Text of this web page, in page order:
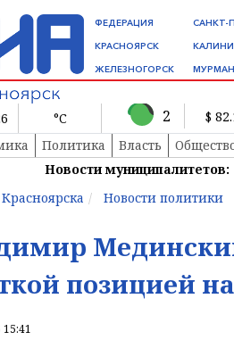
ФЕДЕРАЦИЯ
КРАСНОЯРСК
ЖЕЛЕЗНОГОРСК
САНКТ-
°C 2 $
Политика Власть
Новости муниципалитетов:
Новости политики
позицией
15:41